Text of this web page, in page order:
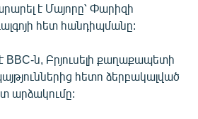
է Մայորը՝ Փարիզի
հետ հանդիպմանը:
BBC-ն, Բրյուսելի քաղաքապետի
հետո ձերբակալված
արձակումը: